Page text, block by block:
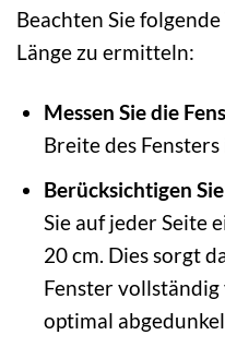
Beachten Sie
Länge zu ermitteln:
Messen Sie die
Breite des
Berücksichtigen
Sie auf jeder Seite
20 cm. Dies sorgt
Fenster
optimal